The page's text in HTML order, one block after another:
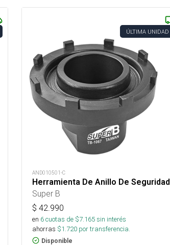
ÚLTIMA UNIDAD
AND010501-C
Herramienta De Anillo De Seguridad
Super B
$ 42.990
en 6cuotas de $7.165sin interés
ahorras $1.720 por transferencia.
Disponible